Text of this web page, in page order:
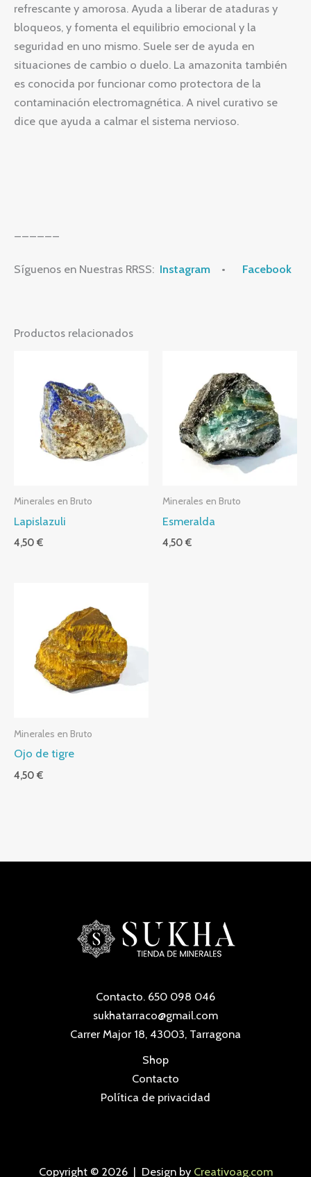
refrescante y amorosa. Ayuda a liberar de ataduras y
bloqueos, y fomenta el equilibrio emocional y la
seguridad en uno mismo. Suele ser de ayuda en
situaciones de cambio o duelo. La amazonita también
es conocida por funcionar como protectora de la
contaminación electromagnética. A nivel curativo se
dice que ayuda a calmar el sistema nervioso.
Síguenos en Nuestras RRSS: Instagram • Facebook
Productos relacionados
Minerales en Bruto
Lapislazuli
4,50€
Minerales en Bruto
Esmeralda
4,50€
Minerales en Bruto
Ojo de tigre
4,50€
Contacto. 650 098 046
sukhatarraco@gmail.com
Carrer Major 18, 43003, Tarragona
Shop
Contacto
Política de privacidad
Copyright © 2026 | Design by Creativoag.com